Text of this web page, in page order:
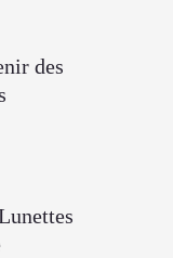
des